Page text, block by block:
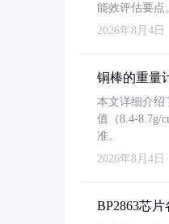
能效评估要点
2026年8月4日
铜棒的重量
本文详细介绍
值（8.4-8.7g/
准。
2026年8月4日
BP2863芯